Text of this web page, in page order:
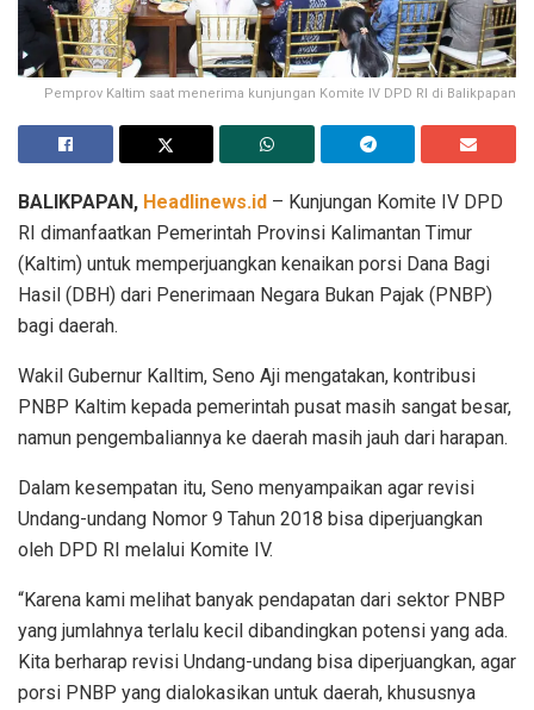
Pemprov Kaltim saat menerima kunjungan Komite IV DPD RI di Balikpapan
BALIKPAPAN, Headlinews.id – Kunjungan Komite IV DPD
RI dimanfaatkan Pemerintah Provinsi Kalimantan Timur
(Kaltim) untuk memperjuangkan kenaikan porsi Dana Bagi
Hasil (DBH) dari Penerimaan Negara Bukan Pajak (PNBP)
bagi daerah.
Wakil Gubernur Kalltim, Seno Aji mengatakan, kontribusi
PNBP Kaltim kepada pemerintah pusat masih sangat besar,
namun pengembaliannya ke daerah masih jauh dari harapan.
Dalam kesempatan itu, Seno menyampaikan agar revisi
Undang-undang Nomor 9 Tahun 2018 bisa diperjuangkan
oleh DPD RI melalui Komite IV.
“Karena kami melihat banyak pendapatan dari sektor PNBP
yang jumlahnya terlalu kecil dibandingkan potensi yang ada.
Kita berharap revisi Undang-undang bisa diperjuangkan, agar
porsi PNBP yang dialokasikan untuk daerah, khususnya